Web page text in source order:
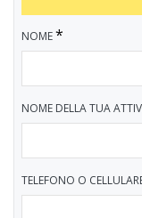
NOME*
NOME DELLA TUA
TELEFONO O